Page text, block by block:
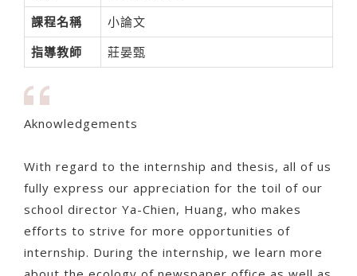
課程名稱
小論文
指導教師
莊晏甄
Aknowledgements
With regard to the internship and thesis, all of us
fully express our appreciation for the toil of our
school director Ya-Chien, Huang, who makes
efforts to strive for more opportunities of
internship. During the internship, we learn more